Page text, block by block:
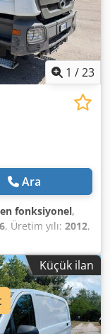
1 /23
Ara
fonksiyonel,
, Üretim yılı: 2012,
28m beton
Km 278966
125mm Çalışma
Hemen
RENAULT,
EKİPMANLI
Küçük ilan